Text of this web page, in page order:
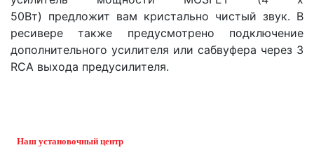
50Вт) предложит вам кристально чистый звук. В
ресивере также предусмотрено подключение
дополнительного усилителя или сабвуфера через 3
RCA выхода предусилителя.
Наш установочный центр